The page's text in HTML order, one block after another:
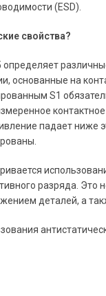
(ESD).
свойства?
определяет
основанные на
S1
падает ниже
разряда. Это
деталей, а